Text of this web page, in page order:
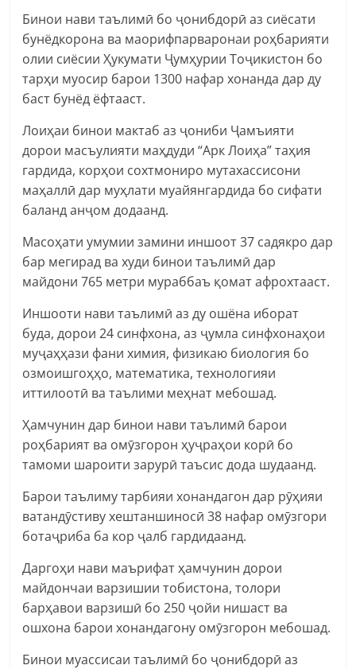
Бинои нави таълимӣ бо ҷонибдорӣ аз сиёсати
бунёдкорона ва маорифпарваронаи роҳбарияти
олии сиёсии Ҳукумати Ҷумҳурии Тоҷикистон бо
тарҳи муосир барои 1300 нафар хонанда дар ду
баст бунёд ёфтааст.
Лоиҳаи бинои мактаб аз ҷониби Ҷамъияти
дорои масъулияти маҳдуди “Арк Лоиҳа” таҳия
гардида, корҳои сохтмониро мутахассисони
маҳаллӣ дар муҳлати муайянгардида бо сифати
баланд анҷом додаанд.
Масоҳати умумии замини иншоот 37 садякро дар
бар мегирад ва худи бинои таълимӣ дар
майдони 765 метри мураббаъ қомат афрохтааст.
Иншооти нави таълимӣ аз ду ошёна иборат
буда, дорои 24 синфхона, аз ҷумла синфхонаҳои
муҷаҳҳази фани химия, физикаю биология бо
озмоишгоҳҳо, математика, технологияи
иттилоотӣ ва таълими меҳнат мебошад.
Ҳамчунин дар бинои нави таълимӣ барои
роҳбарият ва омӯзгорон ҳуҷраҳои корӣ бо
тамоми шароити зарурӣ таъсис дода шудаанд.
Барои таълиму тарбияи хонандагон дар рӯҳияи
ватандӯстиву хештаншиносӣ 38 нафар омӯзгори
ботаҷриба ба кор ҷалб гардидаанд.
Даргоҳи нави маърифат ҳамчунин дорои
майдончаи варзишии тобистона, толори
барҳавои варзишӣ бо 250 ҷойи нишаст ва
ошхона барои хонандагону омӯзгорон мебошад.
Бинои муассисаи таълимӣ бо ҷонибдорӣ аз